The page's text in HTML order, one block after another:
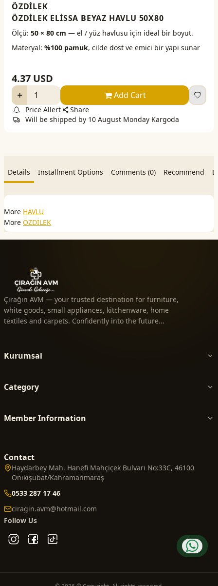
ÖZDİLEK
ÖZDİLEK ELİSSA BEYAZ HAVLU 50X80
Ölçü: 50 × 80 cm — el / yüz havlusu için ideal bir boyut.
Materyal: %100 pamuk, cilde dost ve emici bir yapı sunar
4.37 USD
Add Cart
Price Allert
Share
Will be shipped by 10 August Monday Kargoda
Details Installment Options Comments (0) Recommend
More HAVLU
More ÖZDİLEK
Çırağın AVM — your trusted destination for furniture,
white goods, small appliances, kitchenware, home
textiles and carpets. Confidently into the future...
Kurumsal
Category
Member Information
Contact
Haydarbey Mah. Hanefi Mahçiçek Bulvarı No:33C, 46100
Onikişubat/Kahramanmaraş
0533 287 17 46
ciragin.avm@hotmail.com
Follow Us